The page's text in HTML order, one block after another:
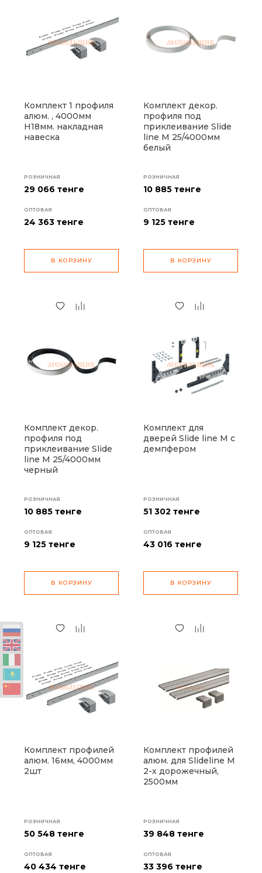
Комплект 1 профиля
алюм. , 4000мм
H18мм. накладная
навеска
РОЗНИЧНАЯ
29 066 тенге
ОПТОВАЯ
24 363 тенге
В КОРЗИНУ
Комплект декор.
профиля под
приклеивание Slide
line M 25/4000мм
белый
РОЗНИЧНАЯ
10 885 тенге
ОПТОВАЯ
9 125 тенге
В КОРЗИНУ
Комплект декор.
профиля под
приклеивание Slide
line M 25/4000мм
черный
РОЗНИЧНАЯ
10 885 тенге
ОПТОВАЯ
9 125 тенге
В КОРЗИНУ
Комплект для
дверей Slide line M с
демпфером
РОЗНИЧНАЯ
51 302 тенге
ОПТОВАЯ
43 016 тенге
В КОРЗИНУ
Комплект профилей
алюм. 16мм, 4000мм
2шт
РОЗНИЧНАЯ
50 548 тенге
ОПТОВАЯ
40 434 тенге
Комплект профилей
алюм. для Slideline M
2-х дорожечный,
2500мм
РОЗНИЧНАЯ
39 848 тенге
ОПТОВАЯ
33 396 тенге